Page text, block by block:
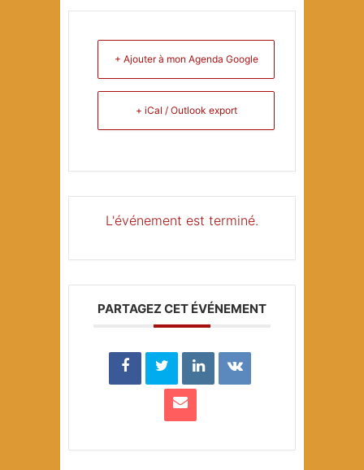
+ Ajouter à mon Agenda Google
+ iCal / Outlook export
L'événement est terminé.
PARTAGEZ CET ÉVÉNEMENT